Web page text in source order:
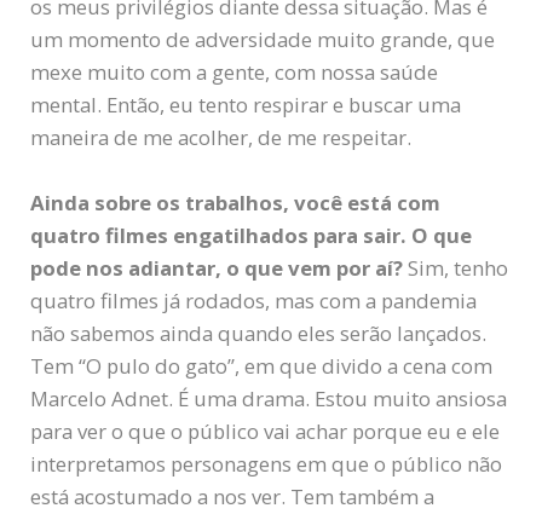
os meus privilégios diante dessa situação. Mas é
um momento de adversidade muito grande, que
mexe muito com a gente, com nossa saúde
mental. Então, eu tento respirar e buscar uma
maneira de me acolher, de me respeitar.
Ainda sobre os trabalhos, você está com
quatro filmes engatilhados para sair. O que
pode nos adiantar, o que vem por aí?Sim, tenho
quatro filmes já rodados, mas com a pandemia
não sabemos ainda quando eles serão lançados.
Tem “O pulo do gato”, em que divido a cena com
Marcelo Adnet. É uma drama. Estou muito ansiosa
para ver o que o público vai achar porque eu e ele
interpretamos personagens em que o público não
está acostumado a nos ver. Tem também a